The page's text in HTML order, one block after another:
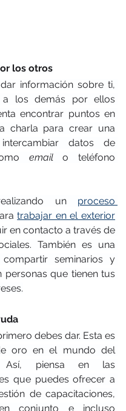
los otros
información sobre ti,
a los demás por ellos
encontrar puntos en
charla para crear una
datos de
email o teléfono
un proceso
trabajar en el exterior
en contacto a través de
También es una
personas que tienen tus
debes dar. Esta es
una regla de oro en el mundo del
piensa en las
que puedes ofrecer a
de capacitaciones,
conjunto e incluso